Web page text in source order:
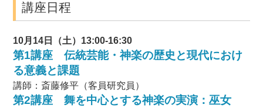
講座日程
10月14日（土）13:00-16:30
第1講座 伝統芸能・神楽の歴史と現代におけ
る意義と課題
講師：斎藤修平（客員研究員）
第2講座 舞を中心とする神楽の実演：巫女